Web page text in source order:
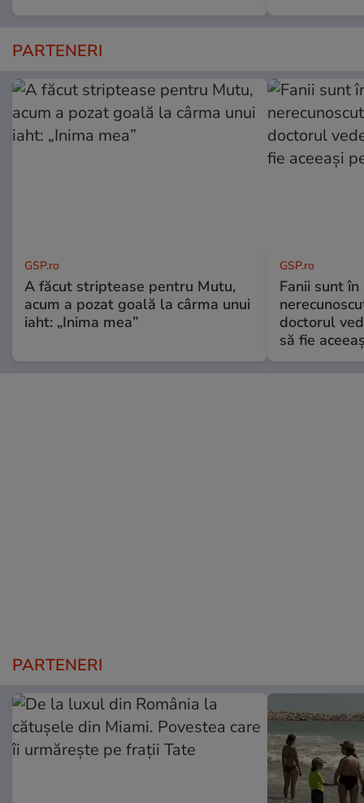
PARTENERI
GSP.ro
A făcut striptease pentru Mutu,
acum a pozat goală la cârma unui
iaht: „Inima mea”
GSP.ro
Fanii sunt în
doctorul
să fie
PARTENERI